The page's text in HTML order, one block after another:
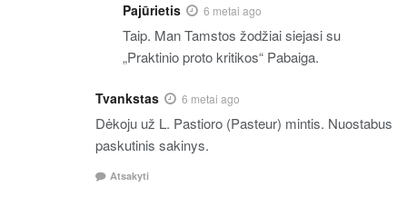
Pajūrietis 6 metai ago
Taip. Man Tamstos žodžiai siejasi su
„Praktinio proto kritikos“ Pabaiga.
Tvankstas 6 metai ago
Dėkoju už L. Pastioro (Pasteur) mintis. Nuostabus
paskutinis sakinys.
Atsakyti